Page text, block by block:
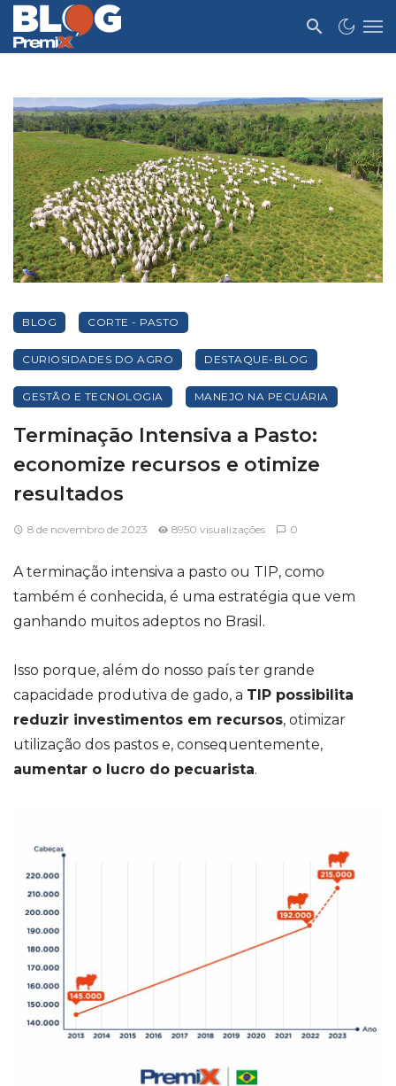
BLOG CORTE - PASTO
CURIOSIDADES DO AGRO DESTAQUE-BLOG
GESTÃO E TECNOLOGIA MANEJO NA PECUÁRIA
Terminação Intensiva a Pasto:
economize recursos e otimize
resultados
8 de novembro de 2023 8950 visualizações 0
A terminação intensiva a pasto ou TIP, como
também é conhecida, é uma estratégia que vem
ganhando muitos adeptos no Brasil.
Isso porque, além do nosso país ter grande
capacidade produtiva de gado, a TIP possibilita
reduzir investimentos em recursos, otimizar
utilização dos pastos e, consequentemente,
aumentar o lucro do pecuarista.